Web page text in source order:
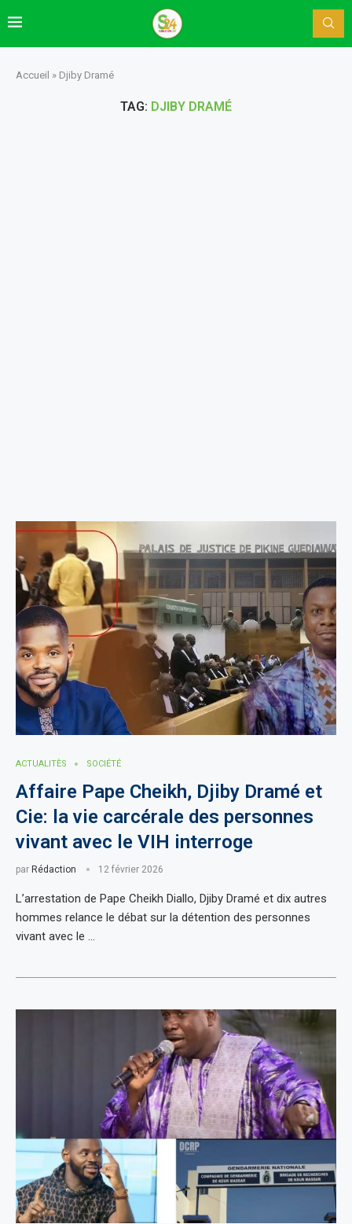
Accueil » Djiby Dramé
TAG: DJIBY DRAMÉ
ACTUALITÈS SOCIÉTÉ
Affaire Pape Cheikh, Djiby Dramé et
Cie: la vie carcérale des personnes
vivant avec le VIH interroge
par Rédaction 12 février 2026
L’arrestation de Pape Cheikh Diallo, Djiby Dramé et dix autres
hommes relance le débat sur la détention des personnes
vivant avec le …